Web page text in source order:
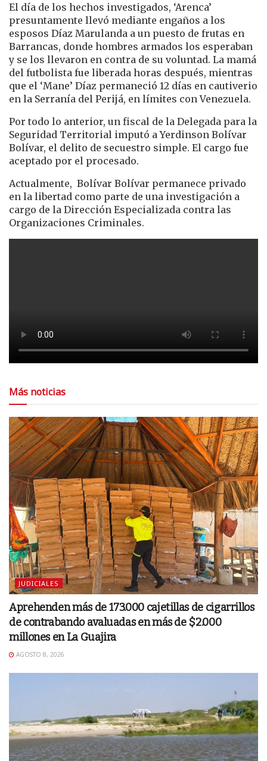
El día de los hechos investigados, ‘Arenca’
presuntamente llevó mediante engaños a los
esposos Díaz Marulanda a un puesto de frutas en
Barrancas, donde hombres armados los esperaban
y se los llevaron en contra de su voluntad. La mamá
del futbolista fue liberada horas después, mientras
que el ‘Mane’ Díaz permaneció 12 días en cautiverio
en la Serranía del Perijá, en límites con Venezuela.
Por todo lo anterior, un fiscal de la Delegada para la
Seguridad Territorial imputó a Yerdinson Bolívar
Bolívar, el delito de secuestro simple. El cargo fue
aceptado por el procesado.
Actualmente, Bolívar Bolívar permanece privado
en la libertad como parte de una investigación a
cargo de la Dirección Especializada contra las
Organizaciones Criminales.
Más noticias
JUDICIALES
Aprehenden más de 173.000 cajetillas de cigarrillos
de contrabando avaluadas en más de $2.000
millones en La Guajira
AGOSTO 8, 2026